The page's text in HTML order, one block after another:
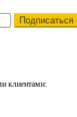
клиентами: